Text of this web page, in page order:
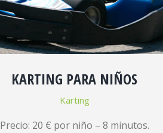
KARTING PARA NIÑOS
Karting
Precio: 20 € por niño – 8 minutos.